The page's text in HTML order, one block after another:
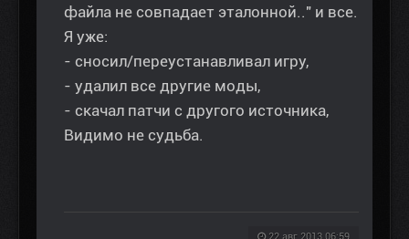
файла не совпадает эталонной.." и все.
Я уже:
- сносил/переустанавливал игру,
- удалил все другие моды,
- скачал патчи с другого источника,
Видимо не судьба.
22 авг 2013 06:59